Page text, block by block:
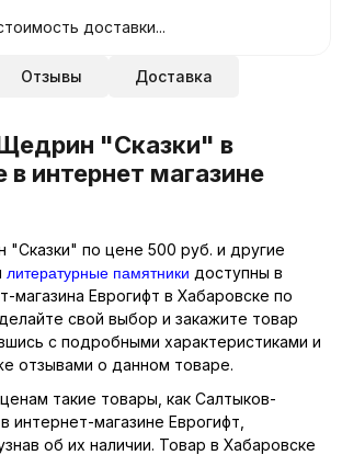
доставки...
Отзывы Доставка
"Сказки" в
в интернет магазине
по цене 500 руб. и другие
литературные памятники доступны в
магазина Еврогифт в Хабаровске по
свой выбор и закажите товар
с подробными характеристиками и
отзывами о данном товаре.
такие товары, как Салтыков-
магазине Еврогифт,
об их наличии. Товар в Хабаровске